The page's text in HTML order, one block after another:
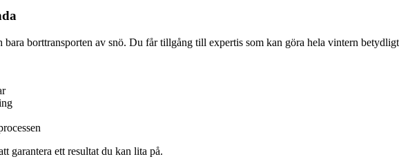
borttransporten av snö. Du får tillgång till expertis som kan göra hela vintern
garantera ett resultat du kan lita på.